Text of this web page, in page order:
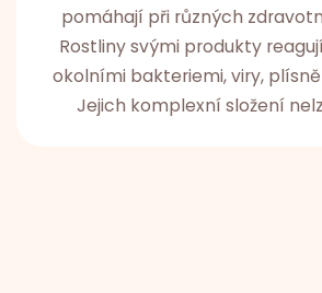
pomáhají při různých
Rostliny svými produkty
okolními bakteriemi, viry,
Jejich komplexní složení